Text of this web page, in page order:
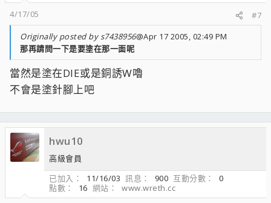
4/17/05
#7
Originally posted by s7438956@Apr 17 2005, 02:49 PM
那再請問一下是要塗在那一面呢
當然是塗在DIE或是銅誘W嚕
不會是塗針腳上吧
hwu10
高級會員
已加入
11/16/03 訊息 900 互動分數
0
點數
16 網站
www.wreth.cc